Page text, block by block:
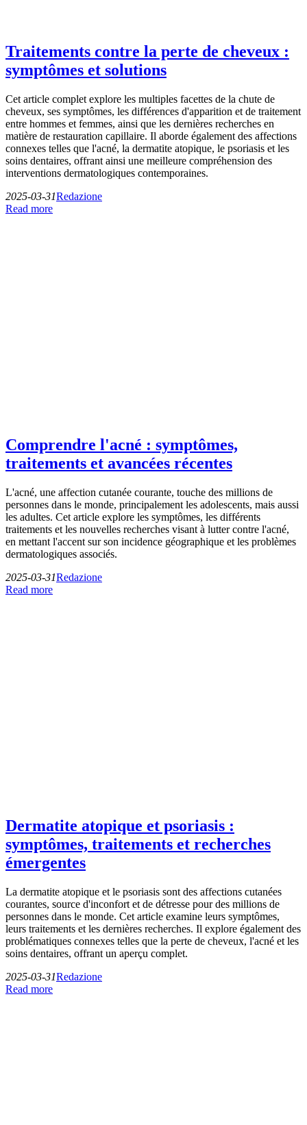
Traitements contre la perte de cheveux :
symptômes et solutions
Cet article complet explore les multiples facettes de la chute de
cheveux, ses symptômes, les différences d'apparition et de traitement
entre hommes et femmes, ainsi que les dernières recherches en
matière de restauration capillaire. Il aborde également des affections
connexes telles que l'acné, la dermatite atopique, le psoriasis et les
soins dentaires, offrant ainsi une meilleure compréhension des
interventions dermatologiques contemporaines.
2025-03-31Redazione
Read more
Comprendre l'acné : symptômes,
traitements et avancées récentes
L'acné, une affection cutanée courante, touche des millions de
personnes dans le monde, principalement les adolescents, mais aussi
les adultes. Cet article explore les symptômes, les différents
traitements et les nouvelles recherches visant à lutter contre l'acné,
en mettant l'accent sur son incidence géographique et les problèmes
dermatologiques associés.
2025-03-31Redazione
Read more
Dermatite atopique et psoriasis :
symptômes, traitements et recherches
émergentes
La dermatite atopique et le psoriasis sont des affections cutanées
courantes, source d'inconfort et de détresse pour des millions de
personnes dans le monde. Cet article examine leurs symptômes,
leurs traitements et les dernières recherches. Il explore également des
problématiques connexes telles que la perte de cheveux, l'acné et les
soins dentaires, offrant un aperçu complet.
2025-03-31Redazione
Read more